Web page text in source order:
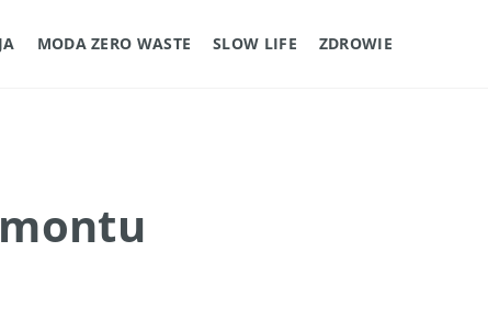
MODA ZERO WASTE SLOW LIFE ZDROWIE